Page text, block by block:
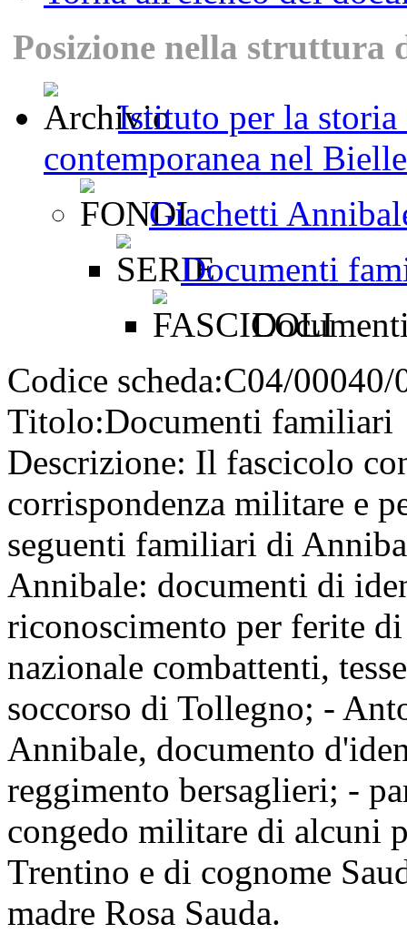
Posizione nella struttura
Istituto per la storia
contemporanea nel
Giachetti
Documenti
Codice scheda:C04/00040/
Titolo:Documenti familiari
Descrizione: Il fascicolo
corrispondenza militare e
seguenti familiari di
Annibale: documenti di
riconoscimento per ferite
nazionale combattenti,
soccorso di Tollegno; -
Annibale, documento
reggimento bersaglieri; -
congedo militare di alcuni
Trentino e di cognome
madre Rosa Sauda.